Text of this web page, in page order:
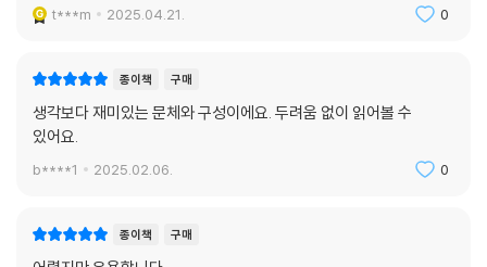
t***m 2025.04.21. 0
종이책 구매
생각보다 재미있는 문체와 구성이에요. 두려움 없이 읽어볼 수
있어요.
b****1 2025.02.06. 0
종이책 구매